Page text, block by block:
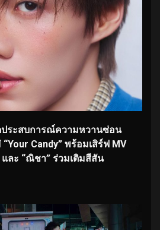
ประสบการณ์ความหวานซ่อน
Candy” พร้อมเสิร์ฟ MV
และ “ณิชา” ร่วมเติมสีสัน